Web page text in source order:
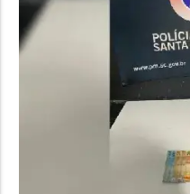
impacto, o condutor...